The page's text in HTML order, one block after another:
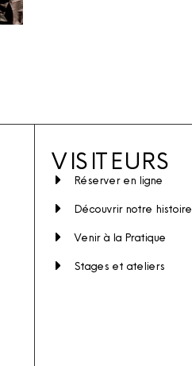
VISITEURS
Réserver en ligne
Découvrir notre histoire
Venir à la Pratique
Stages et ateliers